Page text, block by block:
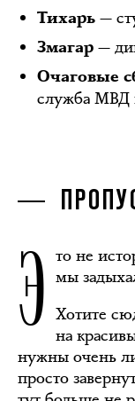
Тихарь —
Змагар —
Очаговые
служба МВД
Э то не
мы
Хотите
на
нужны очень
просто